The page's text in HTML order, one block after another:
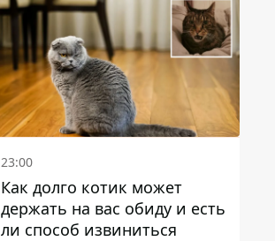
23:00
Как долго котик может
держать на вас обиду и есть
ли способ извиниться